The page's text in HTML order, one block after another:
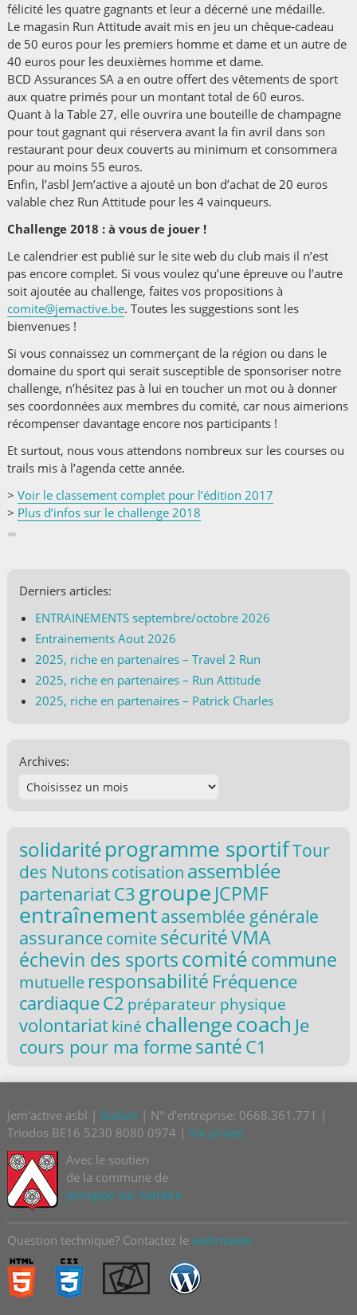
félicité les quatre gagnants et leur a décerné une médaille.
Le magasin Run Attitude avait mis en jeu un chèque-cadeau
de 50 euros pour les premiers homme et dame et un autre de
40 euros pour les deuxièmes homme et dame.
BCD Assurances SA a en outre offert des vêtements de sport
aux quatre primés pour un montant total de 60 euros.
Quant à la Table 27, elle ouvrira une bouteille de champagne
pour tout gagnant qui réservera avant la fin avril dans son
restaurant pour deux couverts au minimum et consommera
pour au moins 55 euros.
Enfin, l’asbl Jem’active a ajouté un bon d’achat de 20 euros
valable chez Run Attitude pour les 4 vainqueurs.
Challenge 2018 : à vous de jouer !
Le calendrier est publié sur le site web du club mais il n’est
pas encore complet. Si vous voulez qu’une épreuve ou l’autre
soit ajoutée au challenge, faites vos propositions à
comite@jemactive.be. Toutes les suggestions sont les
bienvenues !
Si vous connaissez un commerçant de la région ou dans le
domaine du sport qui serait susceptible de sponsoriser notre
challenge, n’hésitez pas à lui en toucher un mot ou à donner
ses coordonnées aux membres du comité, car nous aimerions
récompenser davantage encore nos participants !
Et surtout, nous vous attendons nombreux sur les courses ou
trails mis à l’agenda cette année.
> Voir le classement complet pour l’édition 2017
> Plus d’infos sur le challenge 2018
Derniers articles:
ENTRAINEMENTS septembre/octobre 2026
Entrainements Aout 2026
2025, riche en partenaires – Travel 2 Run
2025, riche en partenaires – Run Attitude
2025, riche en partenaires – Patrick Charles
Archives:
solidaritéprogramme sportifTour
des Nutons cotisation assemblée
partenariatC3groupe JCPMF
entraînement assemblée générale
assurancecomitesécuritéVMA
échevin des sportscomitécommune
mutuelle responsabilité Fréquence
cardiaqueC2 préparateur physique
volontariat kiné challengecoach Je
cours pour ma formesanté C1
Jem'active asbl | Statuts| N° d'entreprise: 0668.361.771 |
Triodos BE16 5230 8080 0974 | Vie privée
Avec le soutien
de la commune de
Jemeppe-sur-Sambre
Question technique? Contactez le webmaster